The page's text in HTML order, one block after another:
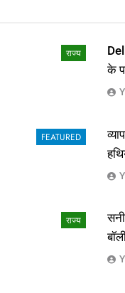
राज्य
के
FEATURED
राज्य
आई